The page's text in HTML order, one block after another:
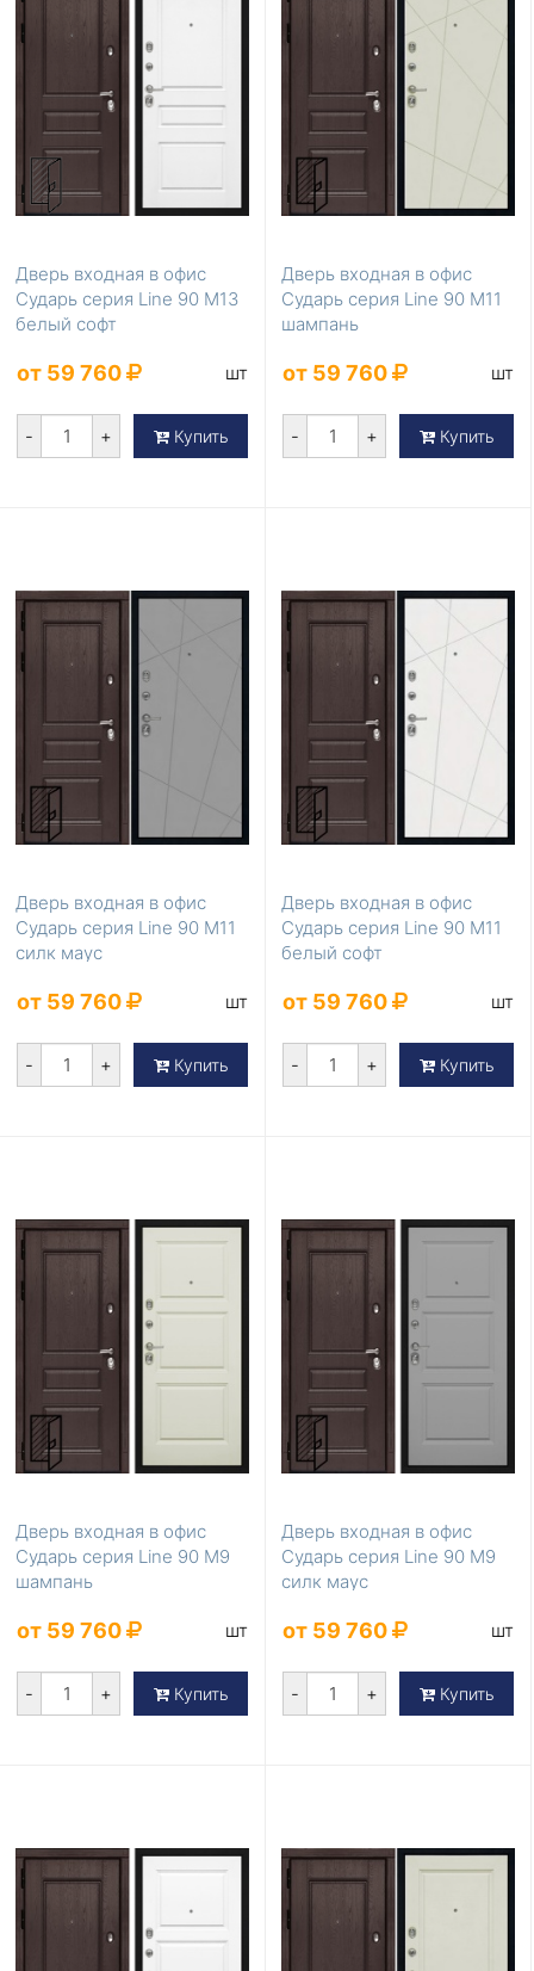
Дверь входная в офис
Сударь серия Line 90 М13
белый софт
от 59 760 шт
- + Купить
Дверь входная в офис
Сударь серия Line 90 М11
шампань
от 59 760 шт
- + Купить
Дверь входная в офис
Сударь серия Line 90 М11
силк маус
от 59 760 шт
- + Купить
Дверь входная в офис
Сударь серия Line 90 М11
белый софт
от 59 760 шт
- + Купить
Дверь входная в офис
Сударь серия Line 90 М9
шампань
от 59 760 шт
- + Купить
Дверь входная в офис
Сударь серия Line 90 М9
силк маус
от 59 760 шт
- + Купить